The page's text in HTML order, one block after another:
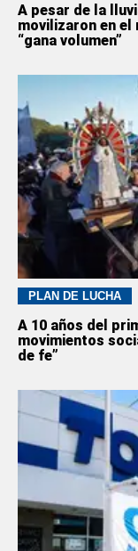
A pesar de la
movilizaron en el
“gana volumen”
PLAN DE LUCHA
A 10 años del
movimientos
de fe”